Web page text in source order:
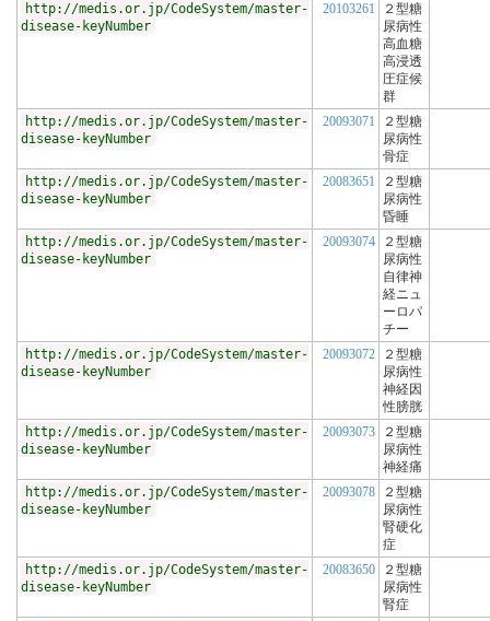
http://medis.or.jp/CodeSystem/master-
disease-keyNumber
20103261
２型糖
尿病性
高血糖
高浸透
圧症候
群
http://medis.or.jp/CodeSystem/master-
disease-keyNumber
20093071
２型糖
尿病性
骨症
http://medis.or.jp/CodeSystem/master-
disease-keyNumber
20083651
２型糖
尿病性
昏睡
http://medis.or.jp/CodeSystem/master-
disease-keyNumber
20093074
２型糖
尿病性
自律神
経ニュ
ーロパ
チー
http://medis.or.jp/CodeSystem/master-
disease-keyNumber
20093072
２型糖
尿病性
神経因
性膀胱
http://medis.or.jp/CodeSystem/master-
disease-keyNumber
20093073
２型糖
尿病性
神経痛
http://medis.or.jp/CodeSystem/master-
disease-keyNumber
20093078
２型糖
尿病性
腎硬化
症
http://medis.or.jp/CodeSystem/master-
disease-keyNumber
20083650
２型糖
尿病性
腎症